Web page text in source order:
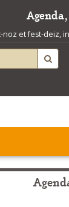
noz et fest-deiz,